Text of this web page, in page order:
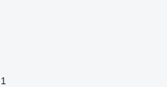
1